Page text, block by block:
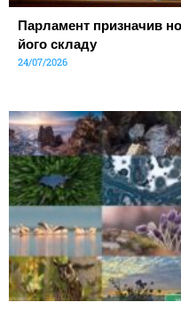
Парламент призначив
його складу
24/07/2026